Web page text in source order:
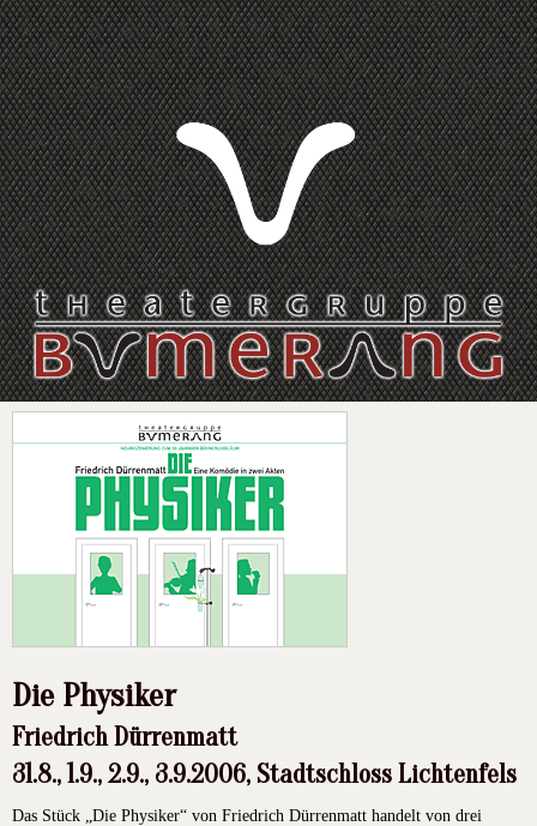
Die Physiker
Friedrich Dürrenmatt
31.8., 1.9., 2.9., 3.9.2006, Stadtschloss Lichtenfels
Das Stück „Die Physiker“ von Friedrich Dürrenmatt handelt von drei